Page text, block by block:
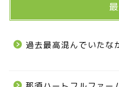
過去最高混んでいたな